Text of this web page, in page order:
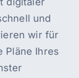
und
wir für
Pläne Ihres